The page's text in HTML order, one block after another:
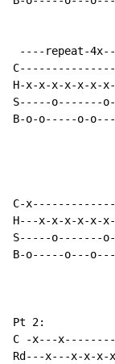
----repeat-
H-x-x-x-x-x-x-
S-----o-------
B-o-o-----o-
C-
H---x-x-x-x-x-
S-----o-------
B-o-----o---
Pt 2:
C -x---
Rd---x---x-x-